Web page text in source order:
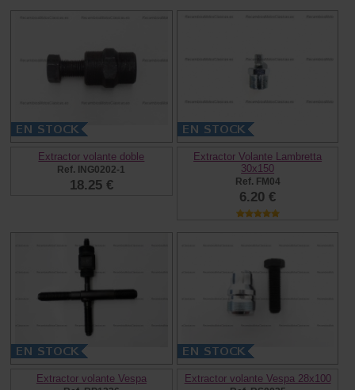
Extractor volante doble
Ref. ING0202-1
18.25 €
Extractor Volante Lambretta
30x150
Ref. FM04
6.20 €
Extractor volante Vespa Extractor volante Vespa 28x100